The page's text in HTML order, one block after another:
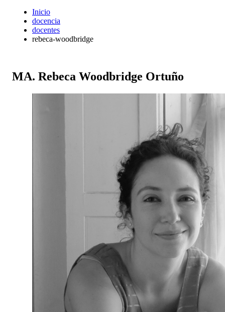
Inicio
docencia
docentes
rebeca-woodbridge
MA. Rebeca Woodbridge Ortuño